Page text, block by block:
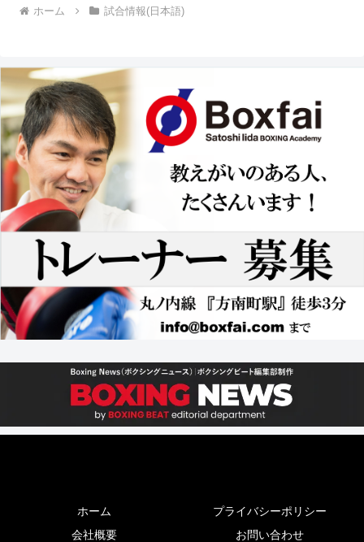
ホーム 試合情報(日本語)
ホーム
プライバシーポリシー
会社概要
お問い合わせ